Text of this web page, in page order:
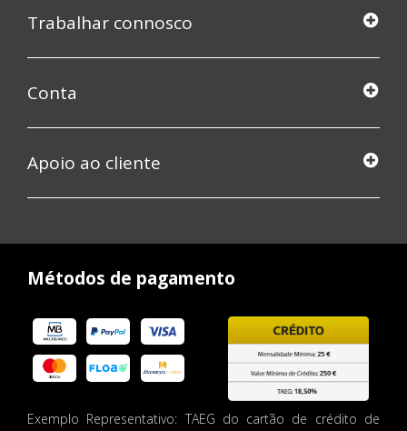
Trabalhar connosco
Conta
Apoio ao cliente
Métodos de pagamento
Exemplo Representativo: TAEG do cartão de crédito de